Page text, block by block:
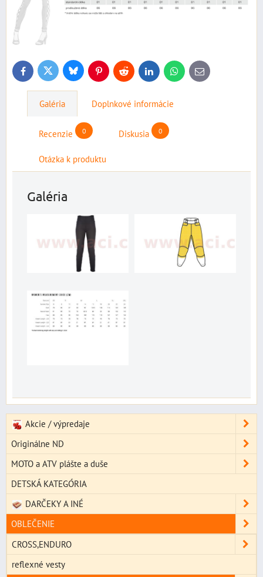
FacebookTwitter BlueskyPinterestReddit LinkedInWhatsApp
E-
mail
Galéria Doplnkové informácie
Recenzie 0 Diskusia 0
Otázka k produktu
Galéria
Akcie / výpredaje
Originálne ND
MOTO a ATV plášte a duše
DETSKÁ KATEGÓRIA
DARČEKY A INÉ
OBLEČENIE
CROSS,ENDURO
reflexné vesty